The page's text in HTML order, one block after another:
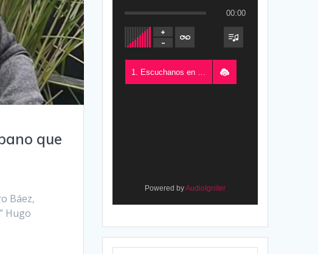
que
Báez,
Hugo
00:00
1. Escuchanos en Vivo - FM del Este 100.5, desde Chajarí, Entre Ríos, Argentina
Powered byAudioIgniter